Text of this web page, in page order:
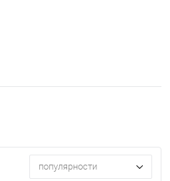
популярности